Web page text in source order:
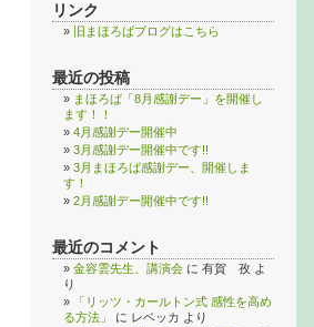
リンク
旧まほろばブログはこちら
最近の投稿
まほろば「8月感謝デー」を開催し
ます！！
4月感謝デー開催中
3月感謝デー開催中です!!
3月まほろば感謝デー、開催しま
す！
2月感謝デー開催中です!!
最近のコメント
金容雲先生、講演会 に 有賀 孜 よ
り
「リッツ・カールトン式 感性を高め
る方法」
に レベッカ より